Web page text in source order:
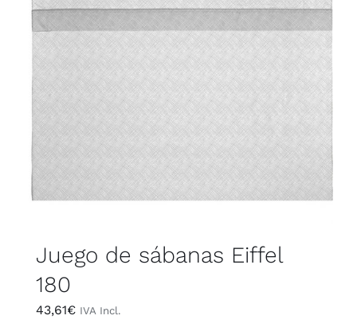
Juego de sábanas Eiffel
180
43,61€ IVA Incl.